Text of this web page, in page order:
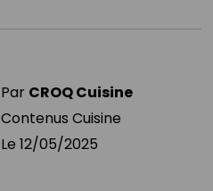
Par CROQ Cuisine
Contenus Cuisine
Le 12/05/2025